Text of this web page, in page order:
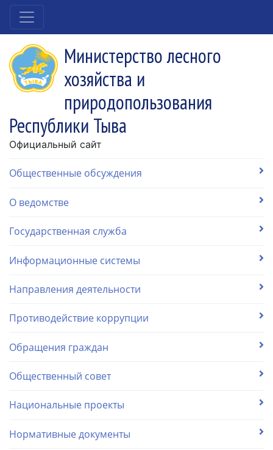
Министерство лесного
хозяйства и
природопользования
Республики Тыва
Официальный сайт
Общественные обсуждения
О ведомстве
Государственная служба
Информационные системы
Направления деятельности
Противодействие коррупции
Обращения граждан
Общественный совет
Национальные проекты
Нормативные документы